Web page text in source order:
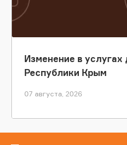
Изменение в услугах
Республики Крым
07 августа, 2026